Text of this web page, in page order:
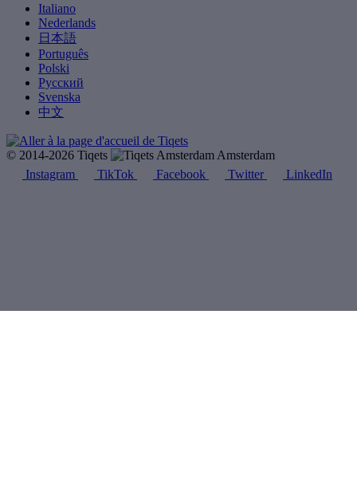
Italiano
Nederlands
日本語
Português
Polski
Русский
Svenska
中文
© 2014-2026 Tiqets
Amsterdam
Instagram
TikTok Facebook Twitter LinkedIn